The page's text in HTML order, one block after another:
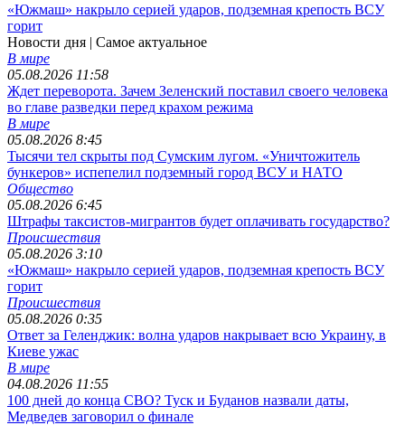
«Южмаш» накрыло серией ударов, подземная крепость ВСУ
горит
Новости дня | Самое актуальное
В мире
05.08.2026 11:58
Ждет переворота. Зачем Зеленский поставил своего человека
во главе разведки перед крахом режима
В мире
05.08.2026 8:45
Тысячи тел скрыты под Сумским лугом. «Уничтожитель
бункеров» испепелил подземный город ВСУ и НАТО
Общество
05.08.2026 6:45
Штрафы таксистов-мигрантов будет оплачивать государство?
Происшествия
05.08.2026 3:10
«Южмаш» накрыло серией ударов, подземная крепость ВСУ
горит
Происшествия
05.08.2026 0:35
Ответ за Геленджик: волна ударов накрывает всю Украину, в
Киеве ужас
В мире
04.08.2026 11:55
100 дней до конца СВО? Туск и Буданов назвали даты,
Медведев заговорил о финале